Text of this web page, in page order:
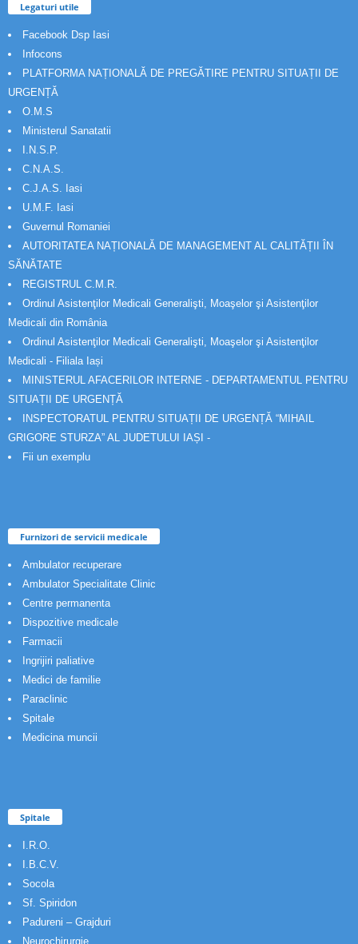
Legaturi utile
Facebook Dsp Iasi
Infocons
PLATFORMA NAȚIONALĂ DE PREGĂTIRE PENTRU SITUAȚII DE
URGENȚĂ
O.M.S
Ministerul Sanatatii
I.N.S.P.
C.N.A.S.
C.J.A.S. Iasi
U.M.F. Iasi
Guvernul Romaniei
AUTORITATEA NAȚIONALĂ DE MANAGEMENT AL CALITĂȚII ÎN
SĂNĂTATE
REGISTRUL C.M.R.
Ordinul Asistenţilor Medicali Generalişti, Moaşelor şi Asistenţilor
Medicali din România
Ordinul Asistenţilor Medicali Generalişti, Moaşelor şi Asistenţilor
Medicali - Filiala Iași
MINISTERUL AFACERILOR INTERNE - DEPARTAMENTUL PENTRU
SITUAȚII DE URGENȚĂ
INSPECTORATUL PENTRU SITUAȚII DE URGENȚĂ “MIHAIL
GRIGORE STURZA” AL JUDETULUI IAȘI -
Fii un exemplu
Furnizori de servicii medicale
Ambulator recuperare
Ambulator Specialitate Clinic
Centre permanenta
Dispozitive medicale
Farmacii
Ingrijiri paliative
Medici de familie
Paraclinic
Spitale
Medicina muncii
Spitale
I.R.O.
I.B.C.V.
Socola
Sf. Spiridon
Padureni – Grajduri
Neurochirurgie